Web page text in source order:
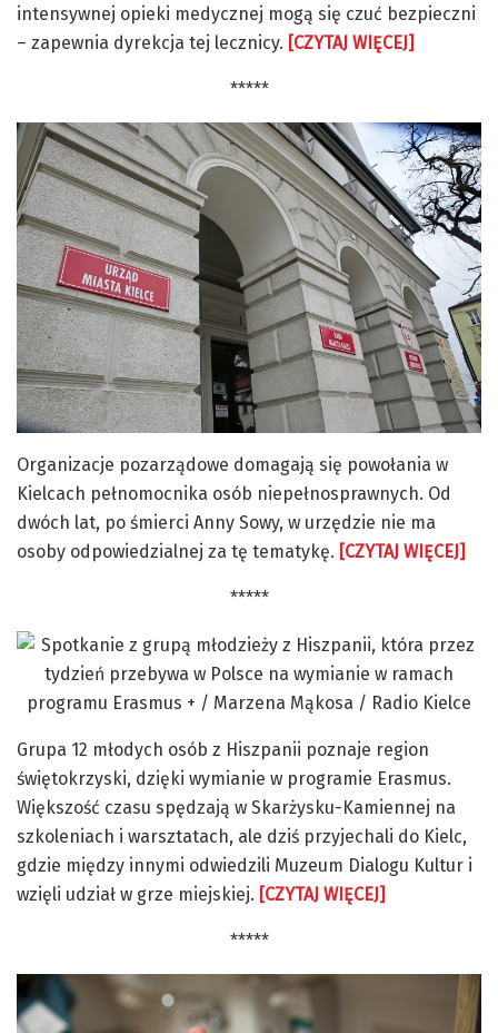
intensywnej opieki medycznej mogą się czuć bezpieczni
– zapewnia dyrekcja tej lecznicy. [CZYTAJ WIĘCEJ]
*****
Organizacje pozarządowe domagają się powołania w
Kielcach pełnomocnika osób niepełnosprawnych. Od
dwóch lat, po śmierci Anny Sowy, w urzędzie nie ma
osoby odpowiedzialnej za tę tematykę. [CZYTAJ WIĘCEJ]
*****
Grupa 12 młodych osób z Hiszpanii poznaje region
świętokrzyski, dzięki wymianie w programie Erasmus.
Większość czasu spędzają w Skarżysku-Kamiennej na
szkoleniach i warsztatach, ale dziś przyjechali do Kielc,
gdzie między innymi odwiedzili Muzeum Dialogu Kultur i
wzięli udział w grze miejskiej. [CZYTAJ WIĘCEJ]
*****